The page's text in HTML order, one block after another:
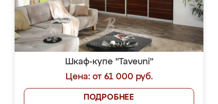
Шкаф-купе "Taveuni"
Цена: от 61 000 руб.
ПОДРОБНЕЕ